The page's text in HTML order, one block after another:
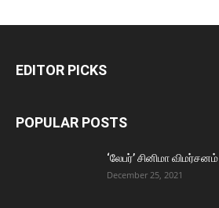
EDITOR PICKS
POPULAR POSTS
‘லேபர்’ சினிமா விமர்சனம்
December 25, 2021